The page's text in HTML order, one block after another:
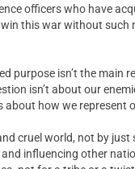
officers who have
this war without such
purpose isn’t the main
isn’t about our
about how we represent
cruel world, not by
influencing other